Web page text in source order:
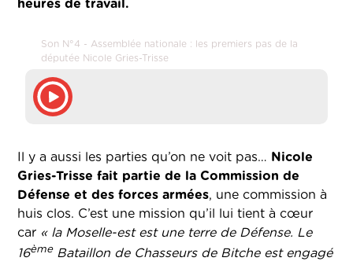
heures de travail.
Son N°4 - Assemblée nationale : les premiers pas de la
députée Nicole Gries-Trisse
Il y a aussi les parties qu’on ne voit pas… Nicole
Gries-Trisse fait partie de la Commission de
Défense et des forces armées, une commission à
huis clos. C’est une mission qu’il lui tient à cœur
car « la Moselle-est est une terre de Défense. Le
16èmeBataillon de Chasseurs de Bitche est engagé